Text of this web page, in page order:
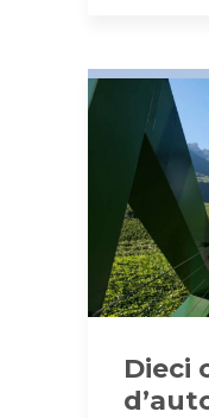
Dieci